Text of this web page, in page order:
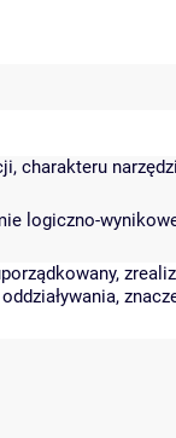
charakteru
logiczno-